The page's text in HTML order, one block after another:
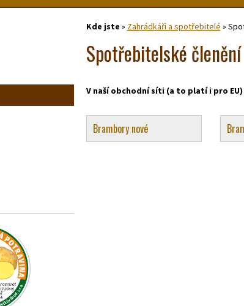
Kde jste » Zahrádkáři a spotřebitelé »
Spotřebitelské členění
V naší obchodní síti (a to platí i pro
Brambory nové